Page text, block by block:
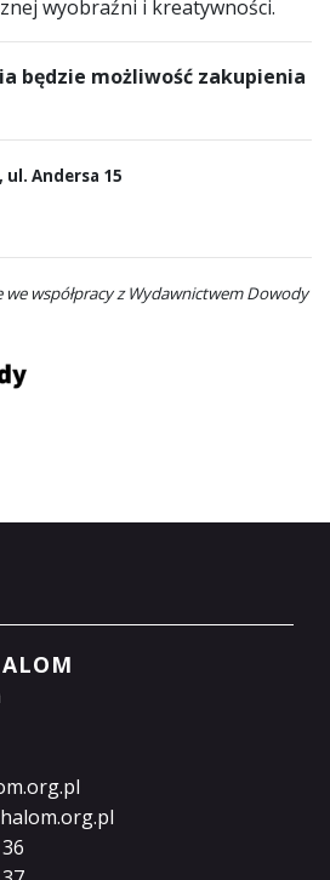
wyobraźni i kreatywności.
będzie możliwość zakupienia
Andersa 15
współpracy z Wydawnictwem Dowody